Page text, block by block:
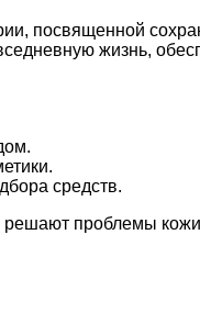
посвященной
жизнь,
средств.
проблемы